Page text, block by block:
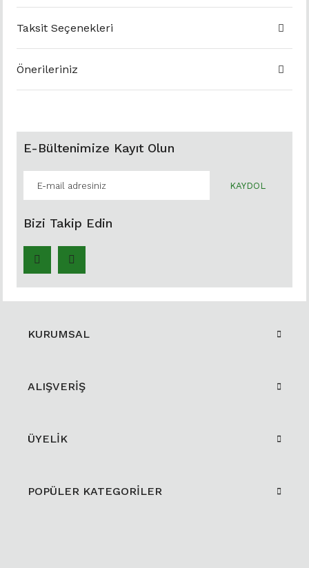
Taksit Seçenekleri
Önerileriniz
E-Bültenimize Kayıt Olun
KAYDOL
Bizi Takip Edin
KURUMSAL
ALIŞVERİŞ
ÜYELİK
POPÜLER KATEGORİLER